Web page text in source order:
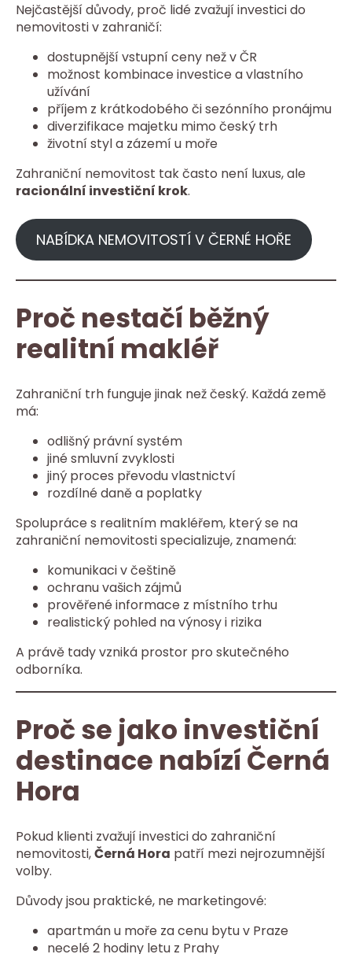
Nejčastější důvody, proč lidé zvažují investici do
nemovitosti v zahraničí:
dostupnější vstupní ceny než v ČR
možnost kombinace investice a vlastního
užívání
příjem z krátkodobého či sezónního pronájmu
diverzifikace majetku mimo český trh
životní styl a zázemí u moře
Zahraniční nemovitost tak často není luxus, ale
racionální investiční krok.
NABÍDKA NEMOVITOSTÍ V ČERNÉ HOŘE
Proč nestačí běžný
realitní makléř
Zahraniční trh funguje jinak než český. Každá země
má:
odlišný právní systém
jiné smluvní zvyklosti
jiný proces převodu vlastnictví
rozdílné daně a poplatky
Spolupráce s realitním makléřem, který se na
zahraniční nemovitosti specializuje, znamená:
komunikaci v češtině
ochranu vašich zájmů
prověřené informace z místního trhu
realistický pohled na výnosy i rizika
A právě tady vzniká prostor pro skutečného
odborníka.
Proč se jako investiční
destinace nabízí Černá
Hora
Pokud klienti zvažují investici do zahraniční
nemovitosti,Černá Hora patří mezi nejrozumnější
volby.
Důvody jsou praktické, ne marketingové:
apartmán u moře za cenu bytu v Praze
necelé 2 hodiny letu z Prahy